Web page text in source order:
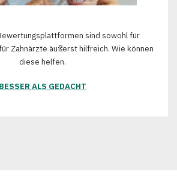
sind sowohl für
Zahnärzte äußerst hilfreich. Wie können
diese helfen.
BESSER ALS GEDACHT